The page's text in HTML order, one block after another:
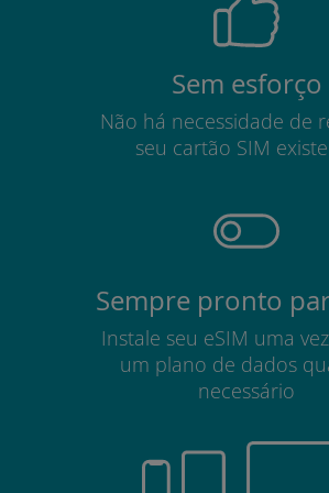
Sem esforço
Não há necessidade de
seu cartão SIM
Sempre pronto
Instale seu eSIM uma
um plano de dados
necessário